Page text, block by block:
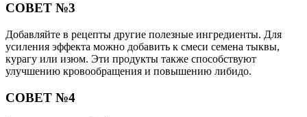
СОВЕТ №3
Добавляйте в рецепты другие полезные ингредиенты. Для
усиления эффекта можно добавить к смеси семена тыквы,
курагу или изюм. Эти продукты также способствуют
улучшению кровообращения и повышению либидо.
СОВЕТ №4